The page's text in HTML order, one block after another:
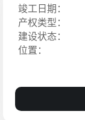
竣工日期：
产权类型：
建设状态：
位置：